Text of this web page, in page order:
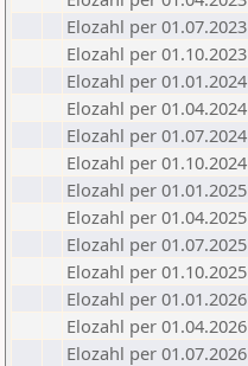
Elozahl per 01.07.2023
Elozahl per 01.10.2023
Elozahl per 01.01.2024
Elozahl per 01.04.2024
Elozahl per 01.07.2024
Elozahl per 01.10.2024
Elozahl per 01.01.2025
Elozahl per 01.04.2025
Elozahl per 01.07.2025
Elozahl per 01.10.2025
Elozahl per 01.01.2026
Elozahl per 01.04.2026
Elozahl per 01.07.2026